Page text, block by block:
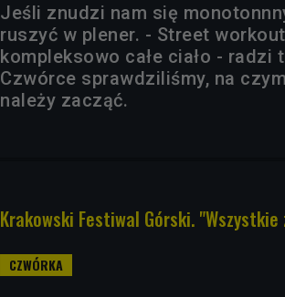
Jeśli znudzi nam się
ruszyć w plener. - Street
kompleksowo całe ciało - radzi
Czwórce sprawdziliśmy, na
należy zacząć.
Krakowski Festiwal Górski.